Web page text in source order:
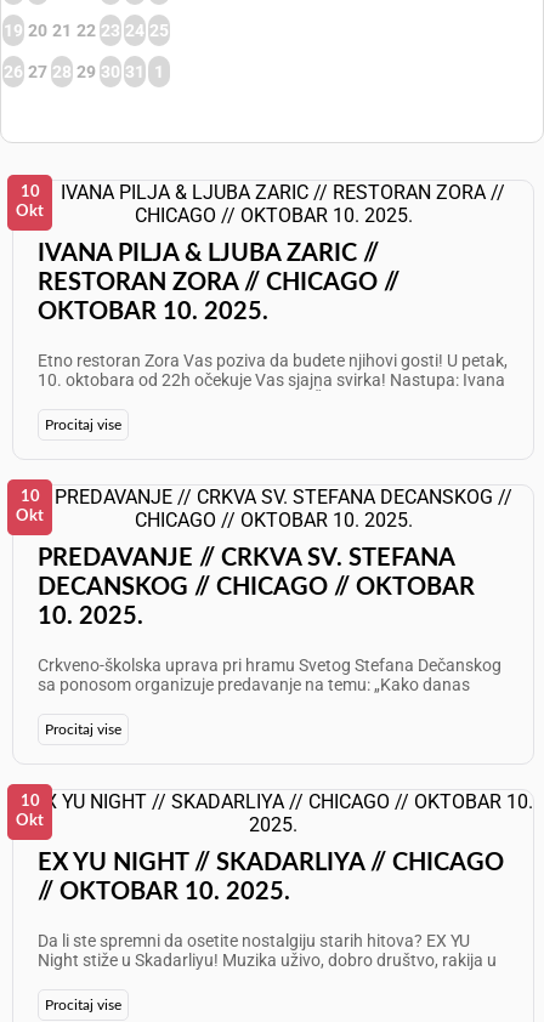
19 20 21 22 23 24 25
26 27 28 29 30 31 1
IVANA PILJA & LJUBA ZARIC //
RESTORAN ZORA // CHICAGO //
OKTOBAR 10. 2025.
Etno restoran Zora Vas poziva da budete njihovi gosti! U petak,
10. oktobara od 22h očekuje Vas sjajna svirka! Nastupa: Ivana
provod!
Procitaj vise
10
Okt
PREDAVANJE // CRKVA SV. STEFANA
DECANSKOG // CHICAGO // OKTOBAR
10. 2025.
Crkveno-školska uprava pri hramu Svetog Stefana Dečanskog
sa ponosom organizuje predavanje na temu: „Kako danas
oktobar Početak u 19 časova – Akatist, a zatim sledi
predavanje Predavač: Protojerej-stavrofor Miloš Vesin Ovo
duhovno i poučno veče namenjeno je svima koji žele da
prodube razumevanje svoje vere, tradicije i identiteta u
savremenom društvu. Dođite da zajedno razgovaramo o
očuvanju našeg duhovnog i nacionalnog nasleđa!
Procitaj vise
10
Okt
EX YU NIGHT // SKADARLIYA // CHICAGO
// OKTOBAR 10. 2025.
Da li ste spremni da osetite nostalgiju starih hitova? EX YU
Night stiže u Skadarliyu! Muzika uživo, dobro društvo, rakija u
| 10pm Toše, Ljupče &amp; Nikola Prvulović – live Info: 708 905
Procitaj vise
10
Okt